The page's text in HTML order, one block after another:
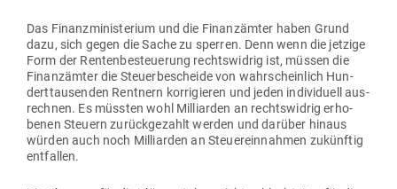
Das Finanz­mi­nis­terium und die Finanz­ämter haben Grund
dazu, sich gegen die Sache zu sperren. Denn wenn die jetzige
Form der Ren­ten­be­steuerung rechts­widrig ist, müssen die
Finanz­ämter die Steu­er­be­scheide von wahr­scheinlich Hun­
dert­tau­senden Rentnern kor­ri­gieren und jeden indi­vi­duell aus­
rechnen. Es müssten wohl Mil­li­arden an rechts­widrig erho­
benen Steuern zurück­ge­zahlt werden und darüber hinaus
würden auch noch Mil­li­arden an Steu­er­ein­nahmen zukünftig
entfallen.